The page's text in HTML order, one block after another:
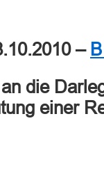
–
die
einer